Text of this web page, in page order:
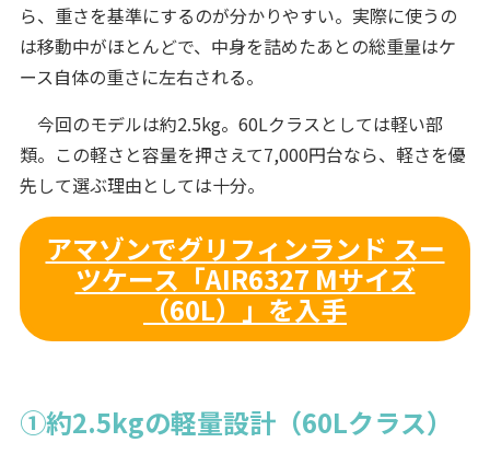
ら、重さを基準にするのが分かりやすい。実際に使うの
は移動中がほとんどで、中身を詰めたあとの総重量はケ
ース自体の重さに左右される。
今回のモデルは約2.5kg。60Lクラスとしては軽い部
類。この軽さと容量を押さえて7,000円台なら、軽さを優
先して選ぶ理由としては十分。
アマゾンでグリフィンランド スー
ツケース「AIR6327 Mサイズ
（60L）」を入手
①約2.5kgの軽量設計（60Lクラス）